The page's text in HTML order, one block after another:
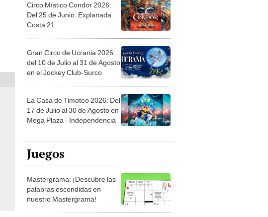
Circo Místico Condor 2026:
Del 25 de Junio. Explanada
Costa 21
Gran Circo de Ucrania 2026:
del 10 de Julio al 31 de Agosto
en el Jockey Club-Surco
La Casa de Timoteo 2026: Del
17 de Julio al 30 de Agosto en
Mega Plaza - Independencia
Juegos
Mastergrama: ¡Descubre las
palabras escondidas en
nuestro Mastergrama!